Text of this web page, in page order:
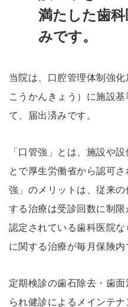
満たした歯
みです。
当院は、口腔管理体制強
こうかんきょう）に施設
て、届出済みです。
「口管強」とは、施設や
とで厚生労働省から認可
強」のメリットは、従来
する治療は受診回数に制
認定されている歯科医院
に関する治療が毎月保険内
定期検診の歯石除去・歯
られ健診によるメインテ